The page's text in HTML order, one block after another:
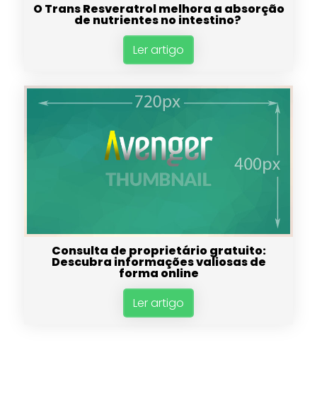
O Trans Resveratrol melhora a absorção
de nutrientes no intestino?
Ler artigo
Consulta de proprietário gratuito:
Descubra informações valiosas de
forma online
Ler artigo